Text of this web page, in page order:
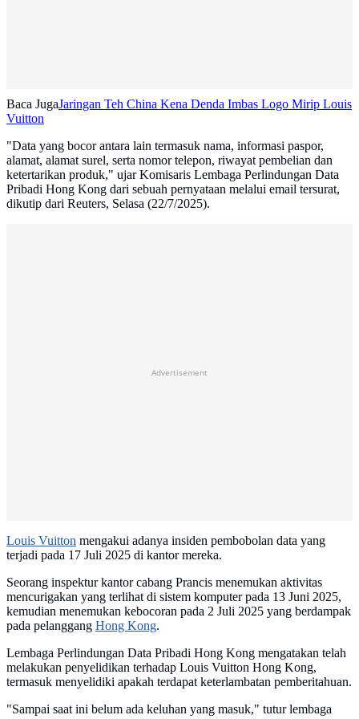
Baca JugaJaringan Teh China Kena Denda Imbas Logo Mirip Louis
Vuitton
"Data yang bocor antara lain termasuk nama, informasi paspor,
alamat, alamat surel, serta nomor telepon, riwayat pembelian dan
ketertarikan produk," ujar Komisaris Lembaga Perlindungan Data
Pribadi Hong Kong dari sebuah pernyataan melalui email tersurat,
dikutip dari Reuters, Selasa (22/7/2025).
Advertisement
Louis Vuitton mengakui adanya insiden pembobolan data yang
terjadi pada 17 Juli 2025 di kantor mereka.
Seorang inspektur kantor cabang Prancis menemukan aktivitas
mencurigakan yang terlihat di sistem komputer pada 13 Juni 2025,
kemudian menemukan kebocoran pada 2 Juli 2025 yang berdampak
pada pelanggang Hong Kong.
Lembaga Perlindungan Data Pribadi Hong Kong mengatakan telah
melakukan penyelidikan terhadap Louis Vuitton Hong Kong,
termasuk menyelidiki apakah terdapat keterlambatan pemberitahuan.
"Sampai saat ini belum ada keluhan yang masuk," tutur lembaga